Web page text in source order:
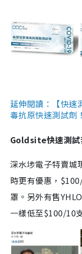
延伸閱讀：【快速
毒抗原快速測試劑
Goldsite快速測試
深水埗電子特賣城
時更有優惠，
罩。另外有售
一樣低至$100/10